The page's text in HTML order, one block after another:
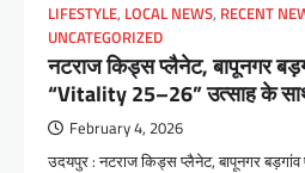
LIFESTYLE, LOCAL NEWS, RECENT
UNCATEGORIZED
नटराज किड्स प्लैनेट, बापूनगर
“Vitality 25–26” उत्साह के
February 4, 2026
उदयपुर : नटराज किड्स प्लैनेट, बापूनगर बड़गांव